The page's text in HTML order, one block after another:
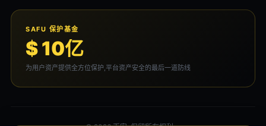
SAFU 保护基金
$ 10亿
为用户资产提供全方位保护,平台资产安全的最后一道防线